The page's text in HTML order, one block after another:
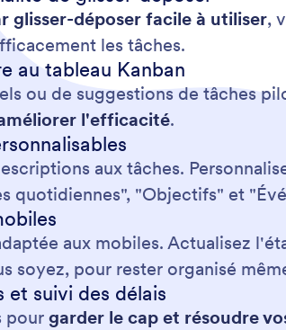
glisser-déposer facile à utiliser,
les tâches.
au tableau Kanban
ou de suggestions de tâches
l'efficacité.
aux tâches.
quotidiennes", "Objectifs" et
aux mobiles. Actualisez
soyez, pour rester organisé
et suivi des délais
pourgarder le cap et résoudre